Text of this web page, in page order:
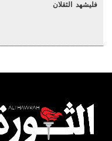
فليشهد الثقلان